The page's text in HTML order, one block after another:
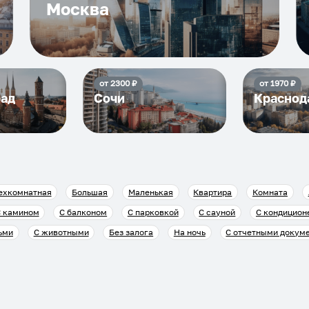
Москва
от 2300₽
Сочи
от 1970₽
Большая Маленькая Квартира Комната
камином С балконом С парковкой С сауной
С
С животными Без залога На ночь С отчетными